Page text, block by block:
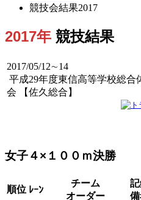
競技会結果2017
2017年 競技結果
2017/05/12∼14
平成29年度東信高等学校総
会 【佐久総合】
女子４×１００ｍ決勝
順位 ﾚｰﾝ
チーム
オーダー